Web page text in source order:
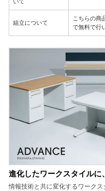
組立について
こちらの商
で無料で行
進化したワークスタイルに
情報技術と共に変化するワーク